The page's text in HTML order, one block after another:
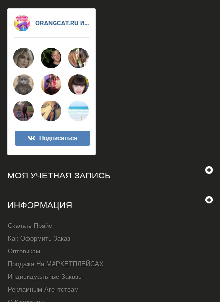
МОЯ УЧЕТНАЯ ЗАПИСЬ
ИНФОРМАЦИЯ
Скачать Прайс
Как Оформить Заказ
Оптовикам
Продажа На МАРКЕТПЛЕЙСАХ
Индивидуальные Заказы
Рекламным Агентствам